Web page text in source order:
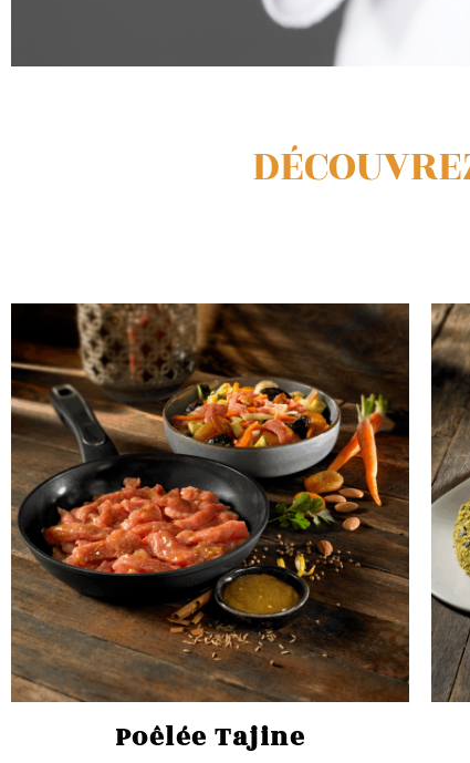
Poêlée Tajine